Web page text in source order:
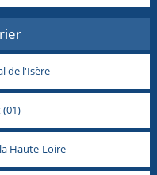
de l'Isère
(01)
Haute-Loire